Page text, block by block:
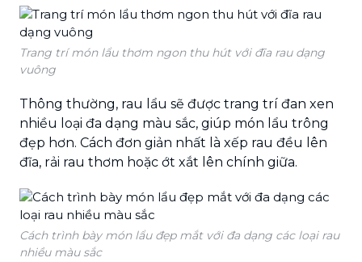
Trang trí món lẩu thơm ngon thu hút với đĩa rau dạng
vuông
Thông thường, rau lẩu sẽ được trang trí đan xen
nhiều loại đa dạng màu sắc, giúp món lẩu trông
đẹp hơn. Cách đơn giản nhất là xếp rau đều lên
đĩa, rải rau thơm hoặc ớt xắt lên chính giữa.
Cách trình bày món lẩu đẹp mắt với đa dạng các loại rau
nhiều màu sắc